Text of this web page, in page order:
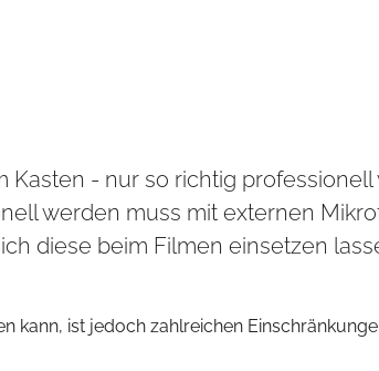
- nur so richtig professionell
werden muss mit externen
diese beim Filmen einsetzen
kann, ist jedoch zahlreichen